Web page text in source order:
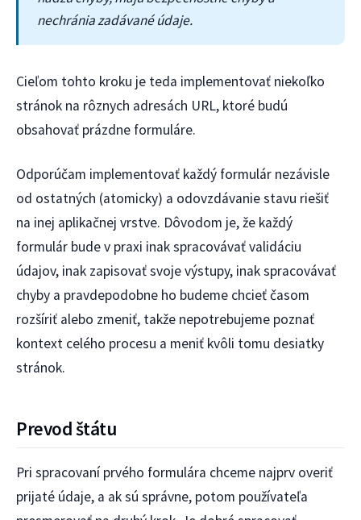
nechránia zadávané údaje.
Cieľom tohto kroku je teda implementovať niekoľko
stránok na rôznych adresách URL, ktoré budú
obsahovať prázdne formuláre.
Odporúčam implementovať každý formulár nezávisle
od ostatných (atomicky) a odovzdávanie stavu riešiť
na inej aplikačnej vrstve. Dôvodom je, že každý
formulár bude v praxi inak spracovávať validáciu
údajov, inak zapisovať svoje výstupy, inak spracovávať
chyby a pravdepodobne ho budeme chcieť časom
rozšíriť alebo zmeniť, takže nepotrebujeme poznať
kontext celého procesu a meniť kvôli tomu desiatky
stránok.
Prevod štátu
Pri spracovaní prvého formulára chceme najprv overiť
prijaté údaje, a ak sú správne, potom používateľa